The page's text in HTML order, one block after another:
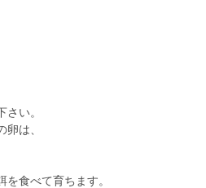
い。
は、
食べて育ちます。